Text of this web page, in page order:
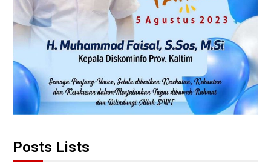
Posts Lists